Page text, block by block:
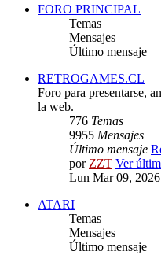
FORO PRINCIPAL
Temas
Mensajes
Último mensaje
RETROGAMES.CL
Foro para presentarse,
la web.
776 Temas
9955 Mensajes
Último mensaje
porZZT Ver
Lun Mar 09,
ATARI
Temas
Mensajes
Último mensaje